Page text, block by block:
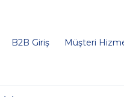
B2B Giriş Müşteri